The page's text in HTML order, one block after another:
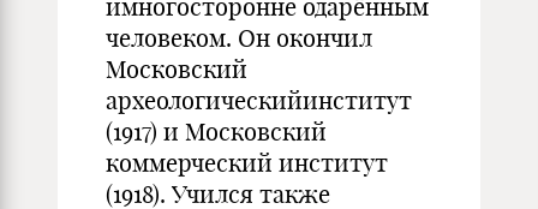
имногосторонне одарённым
человеком. Он окончил
Московский
археологическийинститут
(1917) и Московский
коммерческий институт
(1918). Учился также